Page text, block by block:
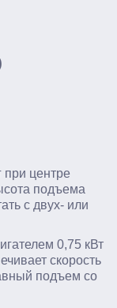
при центре
подъема
с двух- или
0,75 кВт
скорость
подъем со